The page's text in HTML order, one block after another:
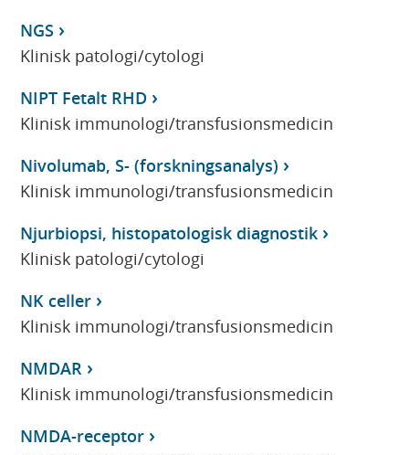
NGS
Klinisk patologi/cytologi
NIPT Fetalt RHD
Klinisk immunologi/transfusionsmedicin
Nivolumab, S- (forskningsanalys)
Klinisk immunologi/transfusionsmedicin
Njurbiopsi, histopatologisk diagnostik
Klinisk patologi/cytologi
NK celler
Klinisk immunologi/transfusionsmedicin
NMDAR
Klinisk immunologi/transfusionsmedicin
NMDA-receptor